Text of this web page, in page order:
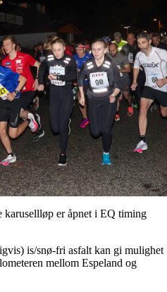
karusellløp er åpnet i EQ timing
is/snø-fri asfalt kan gi mulighet
mellom Espeland og